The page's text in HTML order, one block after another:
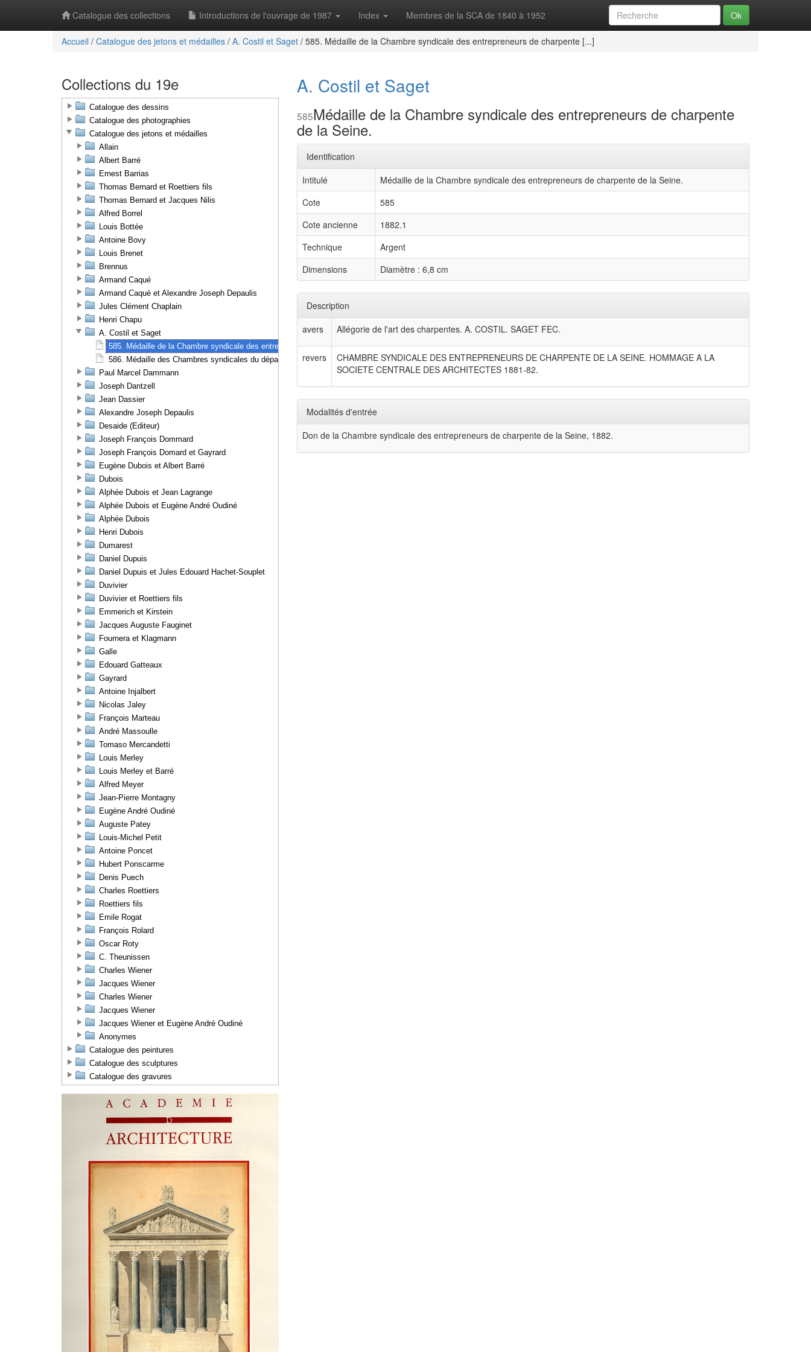
Catalogue des collections Introductions de l'ouvrage de 1987 Index Membres de la SCA de 1840 à 1952 Ok
Accueil / Catalogue des jetons et médailles / A. Costil et Saget / 585. Médaille de la Chambre syndicale des entrepreneurs de charpente [...]
A. Costil et Saget
585Médaille de la Chambre syndicale des entrepreneurs de charpente
de la Seine.
Identification
Intitulé
Médaille de la Chambre syndicale des entrepreneurs de charpente de la Seine.
Cote
585
Cote ancienne
1882.1
Technique
Argent
Dimensions
Diamètre : 6,8 cm
Description
avers
Allégorie de l'art des charpentes. A. COSTIL. SAGET FEC.
revers
CHAMBRE SYNDICALE DES ENTREPRENEURS DE CHARPENTE DE LA SEINE. HOMMAGE A LA
SOCIETE CENTRALE DES ARCHITECTES 1881-82.
Modalités d'entrée
Don de la Chambre syndicale des entrepreneurs de charpente de la Seine, 1882.
Collections du 19e
Catalogue des dessins
Catalogue des photographies
Catalogue des jetons et médailles
Allain
Albert Barré
Ernest Barrias
Thomas Bernard et Roettiers fils
Thomas Bernard et Jacques Nilis
Alfred Borrel
Louis Bottée
Antoine Bovy
Louis Brenet
Brennus
Armand Caqué
Armand Caqué et Alexandre Joseph Depaulis
Jules Clément Chaplain
Henri Chapu
A. Costil et Saget
585. Médaille de la Chambre syndicale des entrepreneurs de charpente de la Seine.
586. Médaille des Chambres syndicales du département de la Seine.
Paul Marcel Dammann
Joseph Dantzell
Jean Dassier
Alexandre Joseph Depaulis
Desaide (Editeur)
Joseph François Dommard
Joseph François Domard et Gayrard
Eugène Dubois et Albert Barré
Dubois
Alphée Dubois et Jean Lagrange
Alphée Dubois et Eugène André Oudiné
Alphée Dubois
Henri Dubois
Dumarest
Daniel Dupuis
Daniel Dupuis et Jules Edouard Hachet-Souplet
Duvivier
Duvivier et Roettiers fils
Emmerich et Kirstein
Jacques Auguste Fauginet
Fournera et Klagmann
Galle
Edouard Gatteaux
Gayrard
Antoine Injalbert
Nicolas Jaley
François Marteau
André Massoulle
Tomaso Mercandetti
Louis Merley
Louis Merley et Barré
Alfred Meyer
Jean-Pierre Montagny
Eugène André Oudiné
Auguste Patey
Louis-Michel Petit
Antoine Poncet
Hubert Ponscarme
Denis Puech
Charles Roettiers
Roettiers fils
Emile Rogat
François Rolard
Oscar Roty
C. Theunissen
Charles Wiener
Jacques Wiener
Charles Wiener
Jacques Wiener
Jacques Wiener et Eugène André Oudiné
Anonymes
Catalogue des peintures
Catalogue des sculptures
Catalogue des gravures